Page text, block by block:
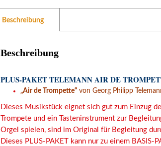
Beschreibung
Beschreibung
PLUS-PAKET TELEMANN AIR DE
„Air de Trompette“ von Georg Philipp
Dieses Musikstück eignet sich gut zum Einzug
Trompete und ein Tasteninstrument zur
Orgel spielen, sind im Original für Begleitung
Dieses PLUS-PAKET kann nur zu einem